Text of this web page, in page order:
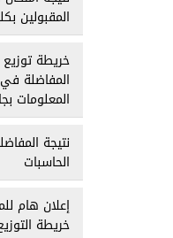
المقبولين
خريطة توزيع
المفاضلة
المعلومات
نتيجة
الحاسبات
إعلان هام
خريطة